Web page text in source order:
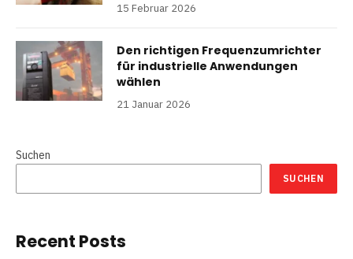
15 Februar 2026
Den richtigen Frequenzumrichter
für industrielle Anwendungen
wählen
21 Januar 2026
Suchen
SUCHEN
Recent Posts